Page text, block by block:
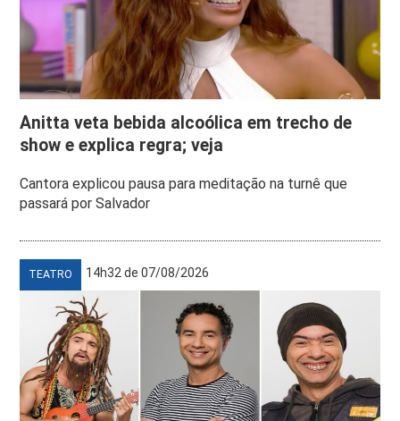
Anitta veta bebida alcoólica em trecho de
show e explica regra; veja
Cantora explicou pausa para meditação na turnê que
passará por Salvador
TEATRO 14h32 de 07/08/2026